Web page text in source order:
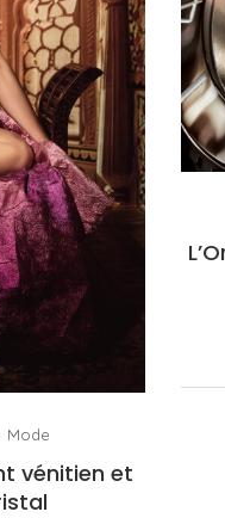
Mode
vénitien et